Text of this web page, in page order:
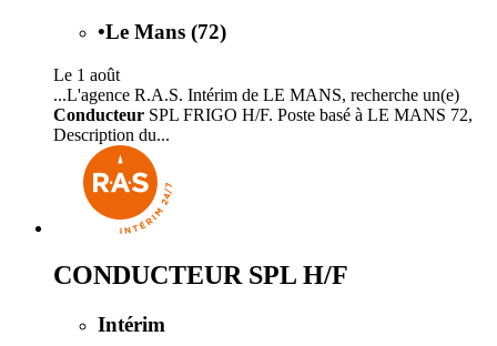
•Le Mans (72)
Le 1 août
...L'agence R.A.S. Intérim de LE MANS, recherche un(e)
Conducteur SPL FRIGO H/F. Poste basé à LE MANS 72,
Description du...
CONDUCTEUR SPL H/F
Intérim